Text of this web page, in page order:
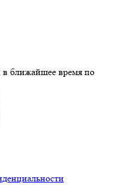
ближайшее время по